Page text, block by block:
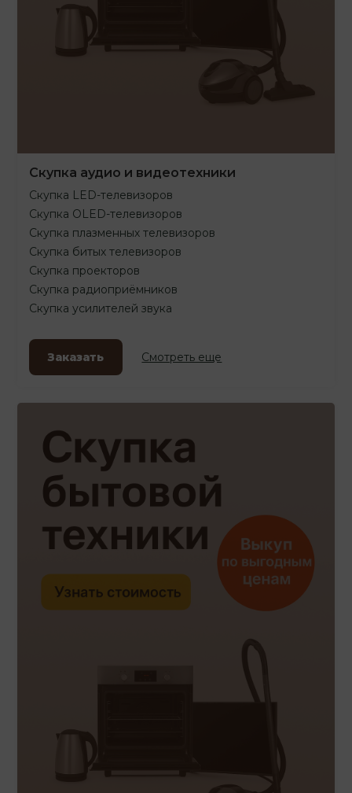
Скупка аудио и видеотехники
Скупка LED-телевизоров
Скупка OLED-телевизоров
Скупка плазменных телевизоров
Скупка битых телевизоров
Скупка проекторов
Скупка радиоприёмников
Скупка усилителей звука
Заказать Смотреть еще